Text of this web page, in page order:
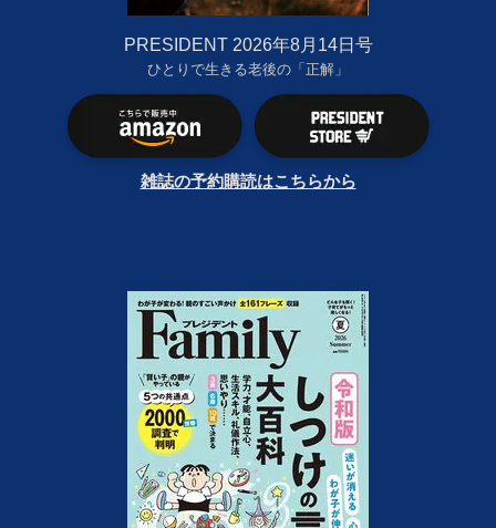
PRESIDENT 2026年8月14日号
ひとりで生きる老後の「正解」
雑誌の予約購読はこちらから